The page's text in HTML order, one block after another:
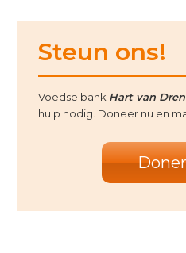
Primary
Sidebar
Steun ons!
Voedselbank Hart van
hulp nodig. Doneer nu en